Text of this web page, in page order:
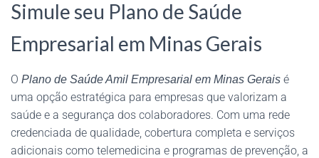
Simule seu Plano de Saúde
Empresarial em Minas Gerais
O Plano de Saúde Amil Empresarial em Minas Gerais é
uma opção estratégica para empresas que valorizam a
saúde e a segurança dos colaboradores. Com uma rede
credenciada de qualidade, cobertura completa e serviços
adicionais como telemedicina e programas de prevenção, a